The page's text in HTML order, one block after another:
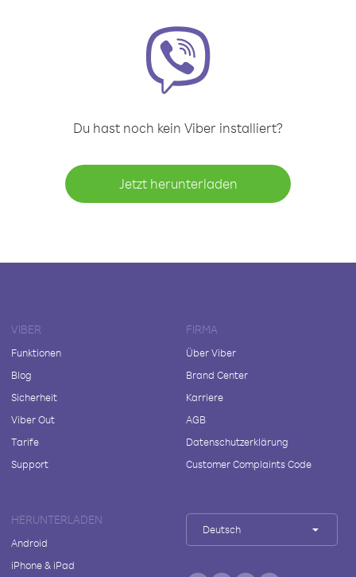
Du hast noch kein Viber installiert?
Jetzt herunterladen
VIBER
Funktionen
Blog
Sicherheit
Viber Out
Tarife
Support
FIRMA
Über Viber
Brand Center
Karriere
AGB
Datenschutzerklärung
Customer Complaints Code
HERUNTERLADEN
Android
iPhone & iPad
Deutsch